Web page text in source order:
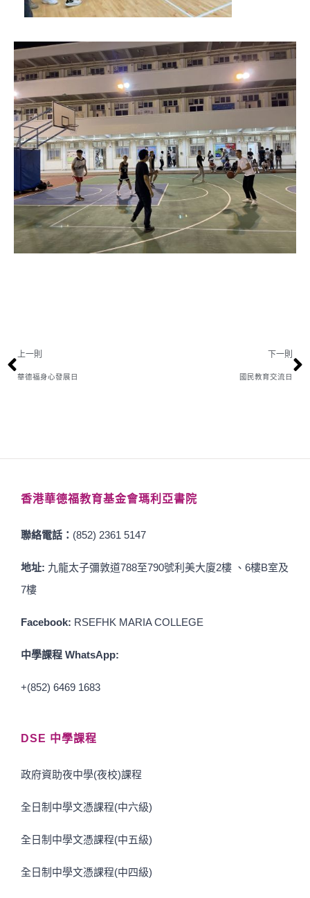
上一則
華德福身心發展日
下一則
國民教育交流日
香港華德福教育基金會瑪利亞書院
聯絡電話： (852) 2361 5147
地址: 九龍太子彌敦道788至790號利美大廈2樓 、6樓B室及
7樓
Facebook: RSEFHK MARIA COLLEGE
中學課程 WhatsApp:
+(852) 6469 1683
DSE 中學課程
政府資助夜中學(夜校)課程
全日制中學文憑課程(中六級)
全日制中學文憑課程(中五級)
全日制中學文憑課程(中四級)